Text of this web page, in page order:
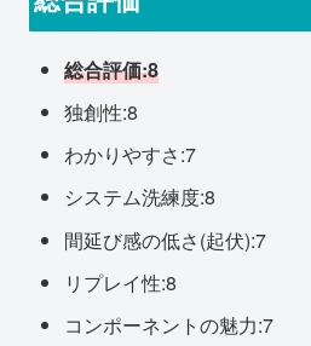
総合評価:8
独創性:8
わかりやすさ:7
システム洗練度:8
間延び感の低さ(起伏):7
リプレイ性:8
コンポーネントの魅力:7